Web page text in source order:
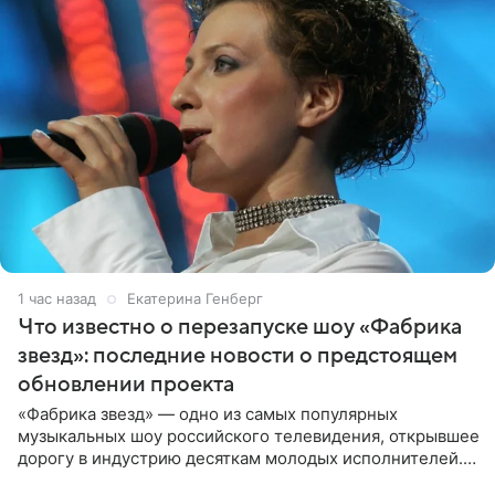
1 час назад Екатерина Генберг
Что известно о перезапуске шоу «Фабрика
звезд»: последние новости о предстоящем
обновлении проекта
«Фабрика звезд» — одно из самых популярных
музыкальных шоу российского телевидения, открывшее
дорогу в индустрию десяткам молодых исполнителей.